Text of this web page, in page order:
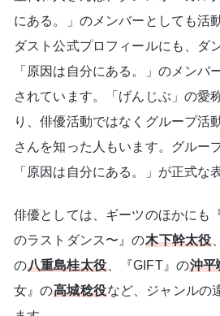
にある。」のメンバーとしても活
ダスト公式プロフィールにも、ダ
「原因は自分にある。」のメンバ
されています。「げんじぶ」の愛
り、俳優活動ではなくグループ活
さんを知った人もいます。グルー
「原因は自分にある。」が正式な
俳優としては、ギーツのほかにも
のラストダンス〜』の木下幹太役
の八重島桂太役、『GIFT』の沖平
女』の高城稔役など、ジャンルの